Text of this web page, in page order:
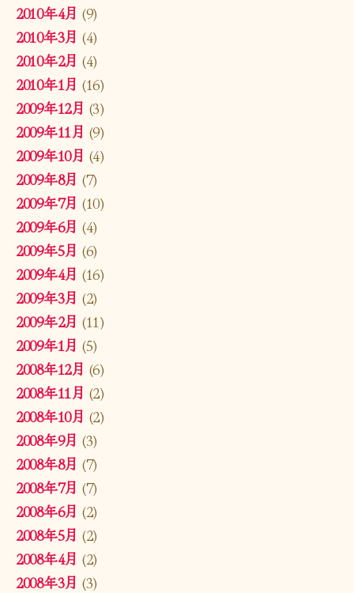
2010年4月 (9)
2010年3月 (4)
2010年2月 (4)
2010年1月 (16)
2009年12月 (3)
2009年11月 (9)
2009年10月 (4)
2009年8月 (7)
2009年7月 (10)
2009年6月 (4)
2009年5月 (6)
2009年4月 (16)
2009年3月 (2)
2009年2月 (11)
2009年1月 (5)
2008年12月 (6)
2008年11月 (2)
2008年10月 (2)
2008年9月 (3)
2008年8月 (7)
2008年7月 (7)
2008年6月 (2)
2008年5月 (2)
2008年4月 (2)
2008年3月 (3)